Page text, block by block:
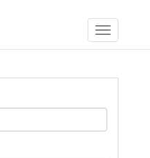
Toggle